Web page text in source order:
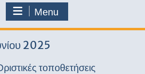
Menu
2025
τοποθετήσεις